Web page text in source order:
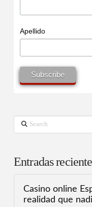
Apellido
Search
Entradas
Casino online
realidad que